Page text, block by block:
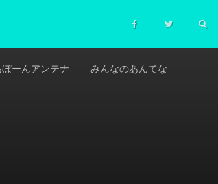
ぼーんアンテナ みんなのあんてな